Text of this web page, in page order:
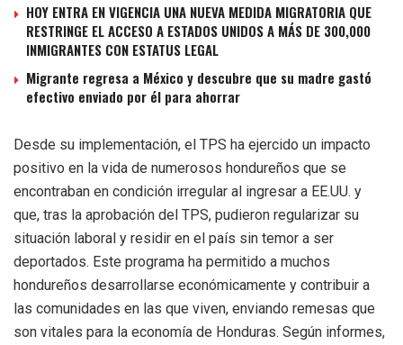
HOY ENTRA EN VIGENCIA UNA NUEVA MEDIDA MIGRATORIA QUE
RESTRINGE EL ACCESO A ESTADOS UNIDOS A MÁS DE 300,000
INMIGRANTES CON ESTATUS LEGAL
Migrante regresa a México y descubre que su madre gastó
efectivo enviado por él para ahorrar
Desde su implementación, el TPS ha ejercido un impacto
positivo en la vida de numerosos hondureños que se
encontraban en condición irregular al ingresar a EE.UU. y
que, tras la aprobación del TPS, pudieron regularizar su
situación laboral y residir en el país sin temor a ser
deportados. Este programa ha permitido a muchos
hondureños desarrollarse económicamente y contribuir a
las comunidades en las que viven, enviando remesas que
son vitales para la economía de Honduras. Según informes,